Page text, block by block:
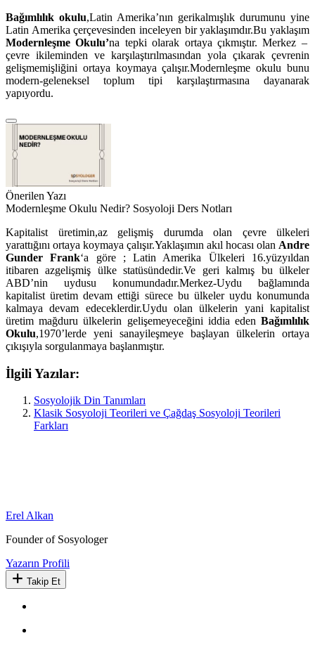
Bağımlılık okulu,Latin Amerika’nın gerikalmışlık durumunu yine
Latin Amerika çerçevesinden inceleyen bir yaklaşımdır.Bu yaklaşım
Modernleşme Okulu’na tepki olarak ortaya çıkmıştır. Merkez –
çevre ikileminden ve karşılaştırılmasından yola çıkarak çevrenin
gelişmemişliğini ortaya koymaya çalışır.Modernleşme okulu bunu
modern-geleneksel toplum tipi karşılaştırmasına dayanarak
yapıyordu.
Önerilen Yazı
Modernleşme Okulu Nedir? Sosyoloji Ders Notları
Kapitalist üretimin,az gelişmiş durumda olan çevre ülkeleri
yarattığını ortaya koymaya çalışır.Yaklaşımın akıl hocası olan Andre
Gunder Frank‘a göre ; Latin Amerika Ülkeleri 16.yüzyıldan
itibaren azgelişmiş ülke statüsündedir.Ve geri kalmış bu ülkeler
ABD’nin uydusu konumundadır.Merkez-Uydu bağlamında
kapitalist üretim devam ettiği sürece bu ülkeler uydu konumunda
kalmaya devam edeceklerdir.Uydu olan ülkelerin yani kapitalist
üretim mağduru ülkelerin gelişemeyeceğini iddia eden Bağımlılık
Okulu,1970’lerde yeni sanayileşmeye başlayan ülkelerin ortaya
çıkışıyla sorgulanmaya başlanmıştır.
İlgili Yazılar:
Sosyolojik Din Tanımları
Klasik Sosyoloji Teorileri ve Çağdaş Sosyoloji Teorileri
Farkları
Erel Alkan
Founder of Sosyologer
Yazarın Profili
Takip Et